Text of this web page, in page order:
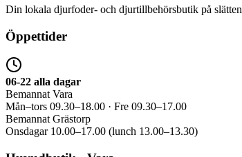
Din lokala djurfoder- och djurtillbehörsbutik på
Öppettider
06-22 alla dagar
Bemannat Vara
Mån–tors 09.30–18.00 · Fre 09.30–17.00
Bemannat Grästorp
Onsdagar 10.00–17.00 (lunch 13.00–13.30)